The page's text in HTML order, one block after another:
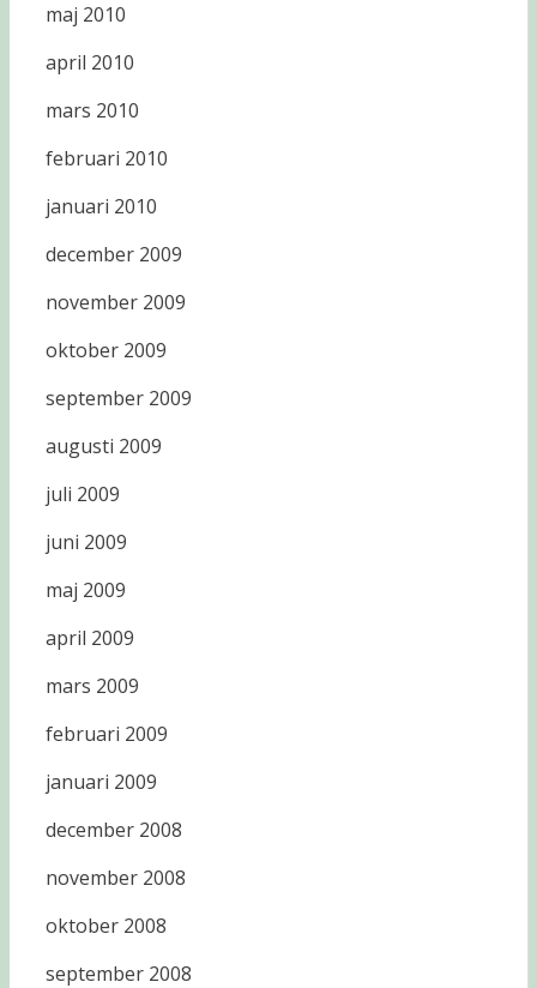
maj 2010
april 2010
mars 2010
februari 2010
januari 2010
december 2009
november 2009
oktober 2009
september 2009
augusti 2009
juli 2009
juni 2009
maj 2009
april 2009
mars 2009
februari 2009
januari 2009
december 2008
november 2008
oktober 2008
september 2008